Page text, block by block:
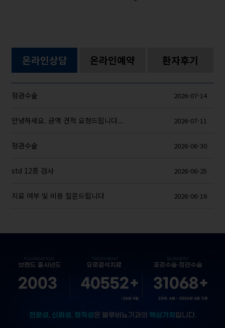
온라인상담 온라인예약 환자후기
정관수술 2026-07-14
안녕하세요. 금액 견적 요청드립니다... 2026-07-11
정관수술 2026-06-30
std 12종 검사 2026-06-25
치료 여부 및 비용 질문드립니다 2026-06-16
2003 40552+
~26년 4월
31068+
2015. 6월 ~ 2026년 4월 기준
전문성, 신뢰성 , 정직성은 블루비뇨기과의 핵심가치 입니다.